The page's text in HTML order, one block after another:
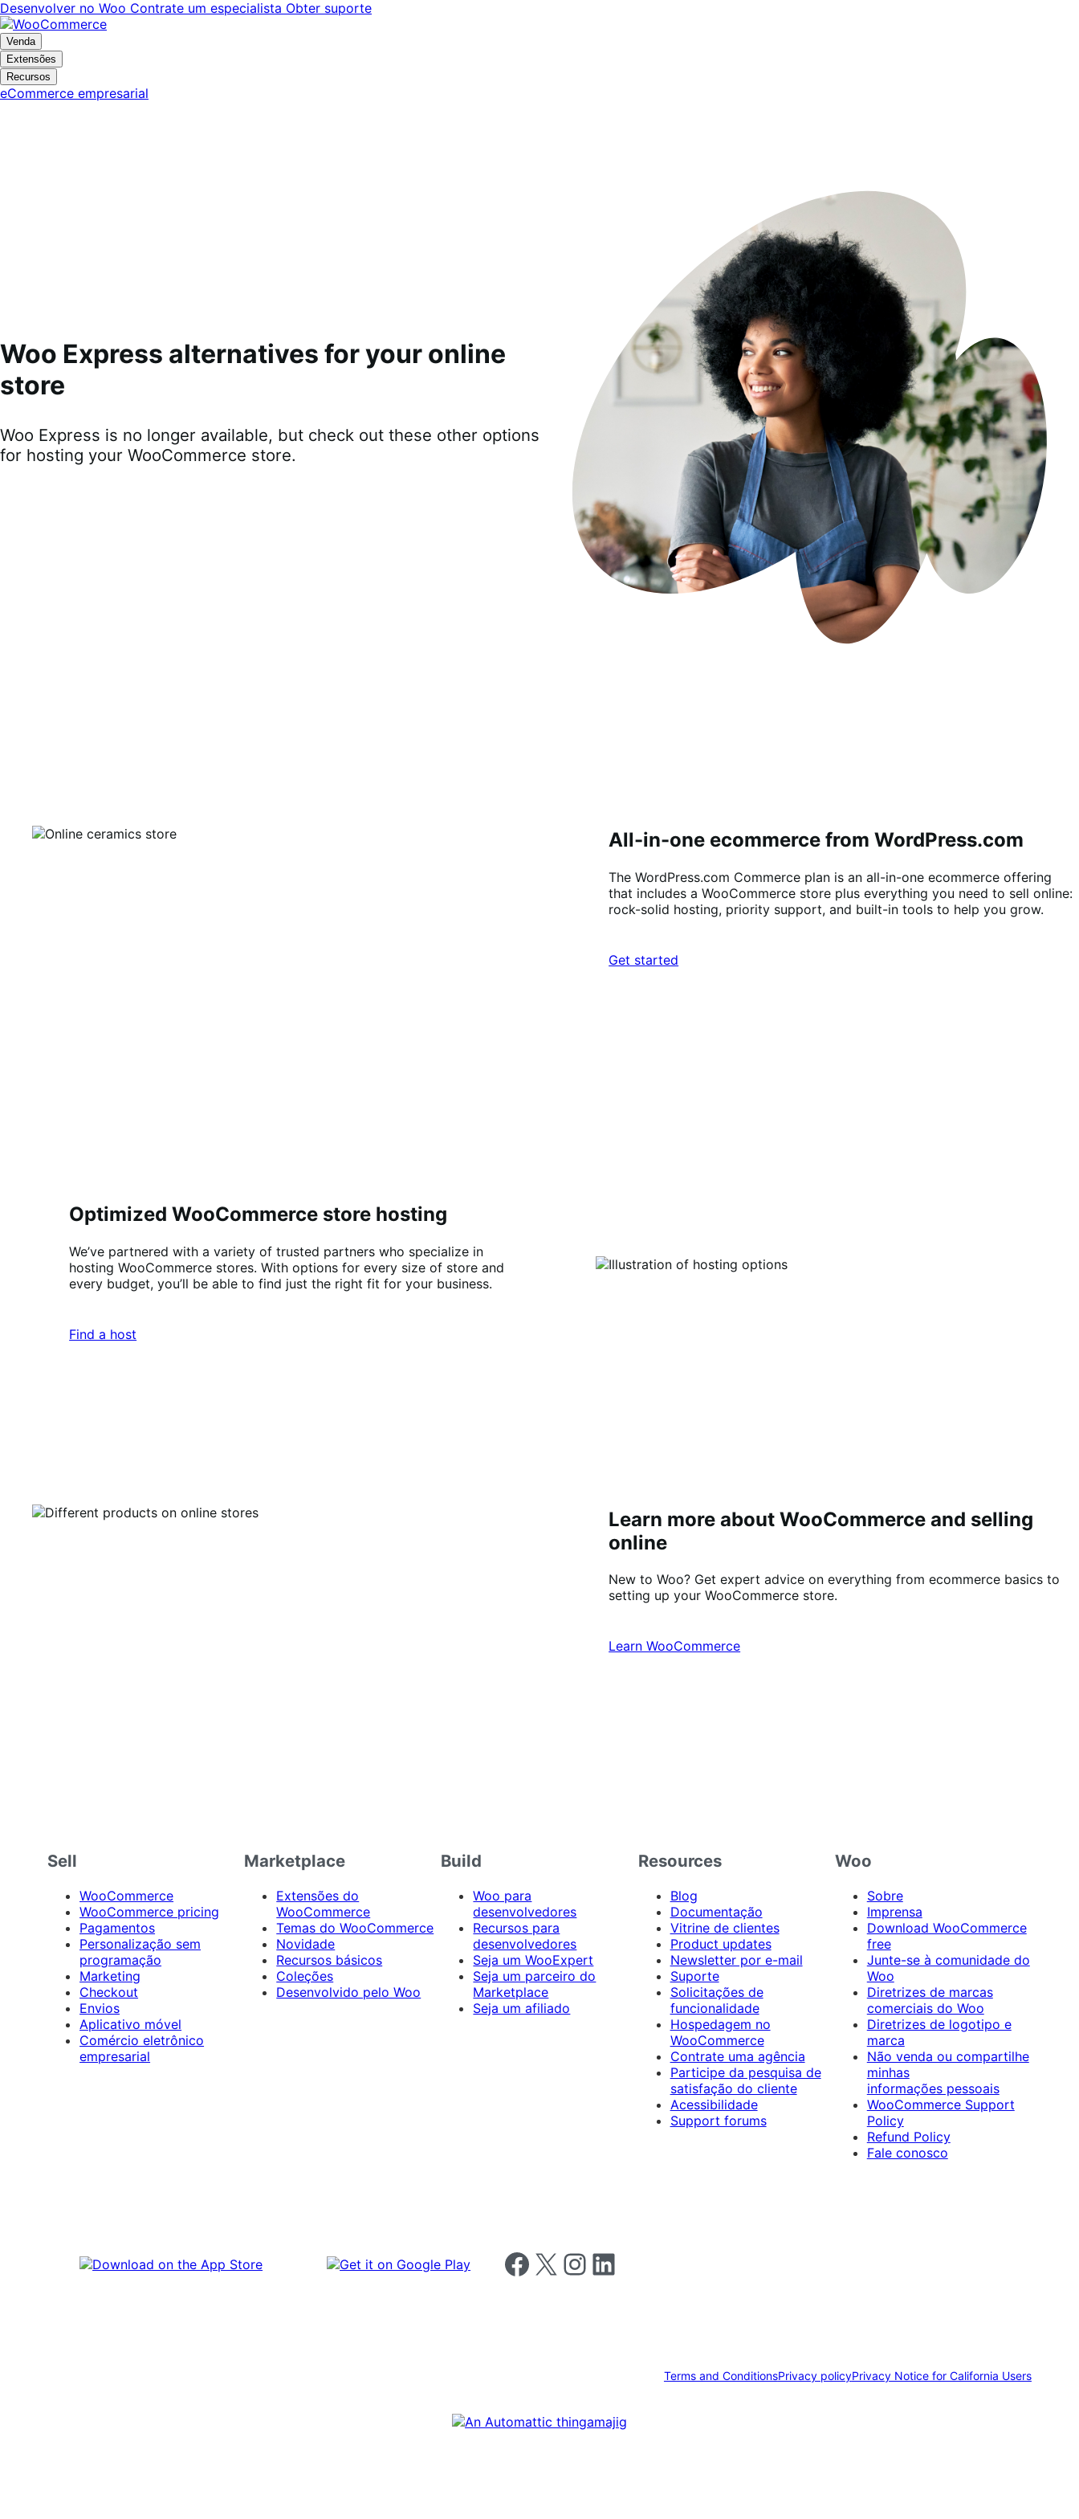
Pular
para
navegação
Pular
para
o
conteúdo
Desenvolver no Woo Contrate um especialista Obter suporte
Venda
Extensões
Recursos
eCommerce empresarial
Woo Express alternatives for your online
store
Woo Express is no longer available, but check out these other options
for hosting your WooCommerce store.
All-in-one ecommerce from WordPress.com
The WordPress.com Commerce plan is an all-in-one ecommerce offering
that includes a WooCommerce store plus everything you need to sell online:
rock-solid hosting, priority support, and built-in tools to help you grow.
Get started
Optimized WooCommerce store hosting
We’ve partnered with a variety of trusted partners who specialize in
hosting WooCommerce stores. With options for every size of store and
every budget, you’ll be able to find just the right fit for your business.
Find a host
Learn more about WooCommerce and selling
online
New to Woo? Get expert advice on everything from ecommerce basics to
setting up your WooCommerce store.
Learn WooCommerce
Sell
WooCommerce
WooCommerce pricing
Pagamentos
Personalização sem
programação
Marketing
Checkout
Envios
Aplicativo móvel
Comércio eletrônico
empresarial
Marketplace
Extensões do
WooCommerce
Temas do WooCommerce
Novidade
Recursos básicos
Coleções
Desenvolvido pelo Woo
Build
Woo para
desenvolvedores
Recursos para
desenvolvedores
Seja um WooExpert
Seja um parceiro do
Marketplace
Seja um afiliado
Resources
Blog
Documentação
Vitrine de clientes
Product updates
Newsletter por e-mail
Suporte
Solicitações de
funcionalidade
Hospedagem no
WooCommerce
Contrate uma agência
Participe da pesquisa de
satisfação do cliente
Acessibilidade
Support forums
Woo
Sobre
Imprensa
Download WooCommerce
free
Junte-se à comunidade do
Woo
Diretrizes de marcas
comerciais do Woo
Diretrizes de logotipo e
marca
Não venda ou compartilhe
minhas
informações pessoais
WooCommerce Support
Policy
Refund Policy
Fale conosco
Follow us on Facebook
Follow us on X Follow us on Instagram
Follow us on LinkedIn
Terms and ConditionsPrivacy policyPrivacy Notice for California Users